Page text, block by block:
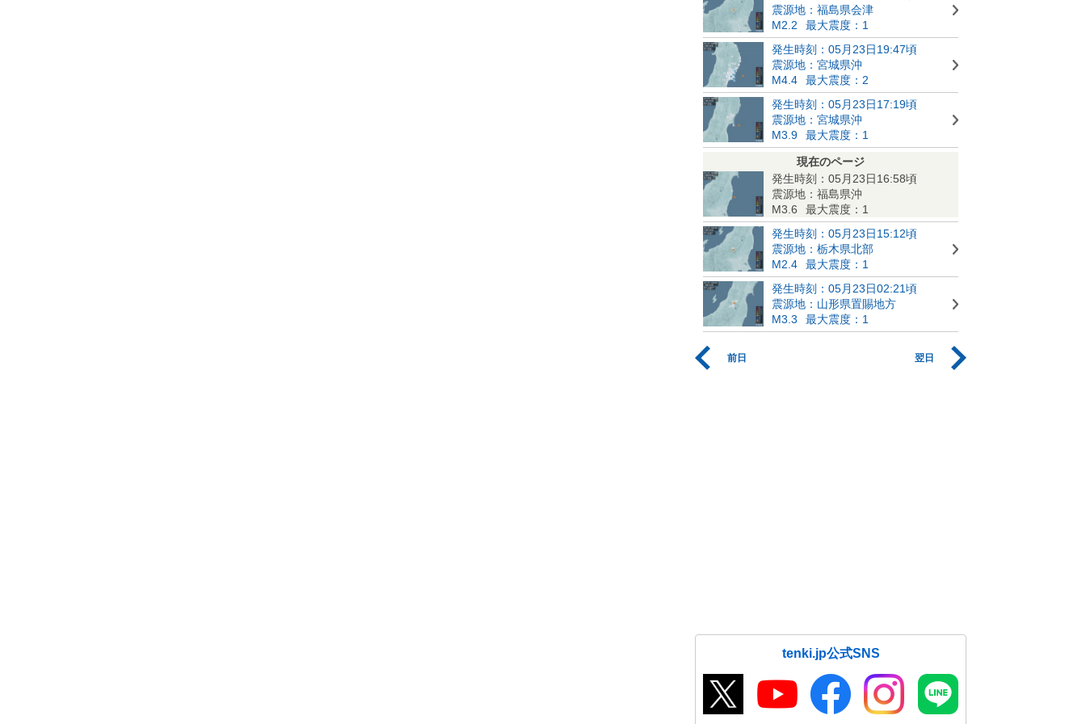
震源地：福島県会津
M2.2
最大震度：1
発生時刻：05月23日19:47頃
震源地：宮城県沖
M4.4
最大震度：2
発生時刻：05月23日17:19頃
震源地：宮城県沖
M3.9
最大震度：1
現在のページ
発生時刻：05月23日16:58頃
震源地：福島県沖
M3.6
最大震度：1
発生時刻：05月23日15:12頃
震源地：栃木県北部
M2.4
最大震度：1
発生時刻：05月23日02:21頃
震源地：山形県置賜地方
M3.3
最大震度：1
前日 翌日
tenki.jp公式SNS